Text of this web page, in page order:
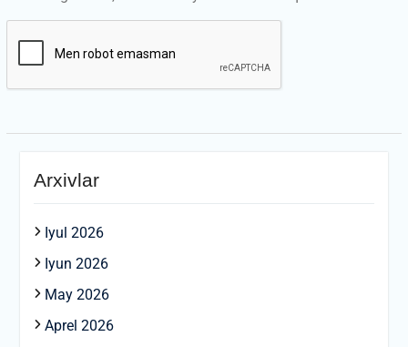
Arxivlar
Iyul 2026
Iyun 2026
May 2026
Aprel 2026